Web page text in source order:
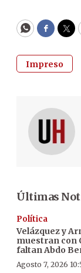
WhatsApp
Impreso
Últimas
Política
Velázquez y
muestran con
faltan Abdo
Agosto 7, 2026